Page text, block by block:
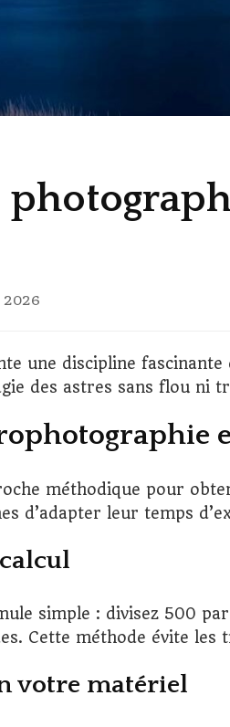
2026
une discipline
des astres sans flou ni
méthodique pour
d’adapter leur temps
simple : divisez 500
Cette méthode évite
votre matériel